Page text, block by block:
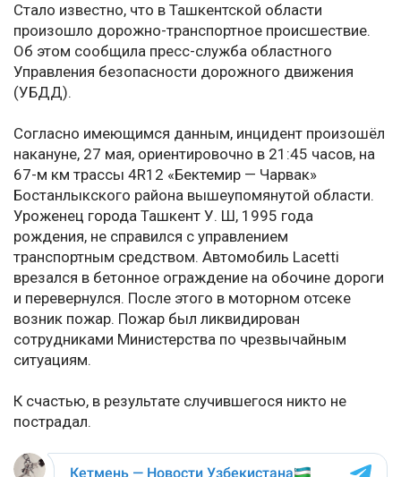
Стало известно, что в Ташкентской области
произошло дорожно-транспортное происшествие.
Об этом сообщила пресс-служба областного
Управления безопасности дорожного движения
(УБДД).
Согласно имеющимся данным, инцидент произошёл
накануне, 27 мая, ориентировочно в 21:45 часов, на
67-м км трассы 4R12 «Бектемир — Чарвак»
Бостанлыкского района вышеупомянутой области.
Уроженец города Ташкент У. Ш, 1995 года
рождения, не справился с управлением
транспортным средством. Автомобиль Lacetti
врезался в бетонное ограждение на обочине дороги
и перевернулся. После этого в моторном отсеке
возник пожар. Пожар был ликвидирован
сотрудниками Министерства по чрезвычайным
ситуациям.
К счастью, в результате случившегося никто не
пострадал.